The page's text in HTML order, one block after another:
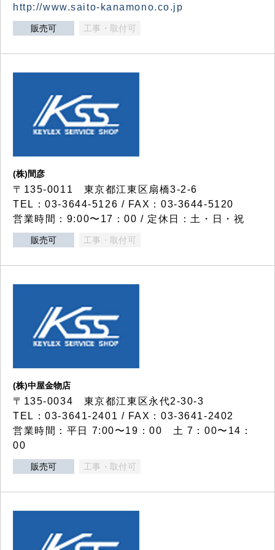
http://www.saito-kanamono.co.jp
販売可 工事・取付可
(株)間彦
〒135-0011 東京都江東区扇橋3-2-6
TEL：03-3644-5126 / FAX：03-3644-5120
営業時間：9:00〜17：00 / 定休日：土・日・祝
販売可 工事・取付可
(株)中屋金物店
〒135-0034 東京都江東区永代2-30-3
TEL：03-3641-2401 / FAX：03-3641-2402
営業時間：平日 7:00〜19：00 土 7：00〜14：
00
販売可 工事・取付可